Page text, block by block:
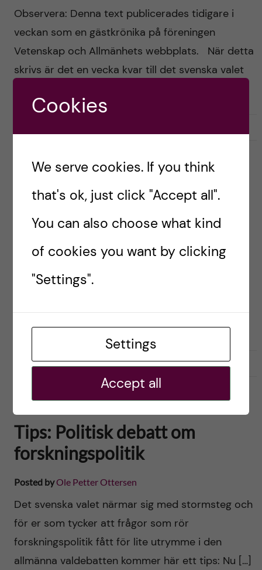
Observera: Denna text publicerades tidigare i
veckan som en gästkrönika på föreningen
Vetenskap och Allmänhets webbplats. När detta
skrivs är det en vecka kvar till det svenska valet
ETHICS RULES AND REGULATIONS
KI tillämpar regelverken för
oredlighetsärenden
Posted by Ole Petter Ottersen
Dagbladets kultursidor kritik mot mitt och KI:s
fattade beslut i den 25 juni i år. […]
2018-09-04 0
Tips: Politisk debatt om
forskningspolitik
Posted byOle Petter Ottersen
Det svenska valet närmar sig med stormsteg och
för er som tycker att frågor som rör
forskningspolitik fått för lite utrymme i den
allmänna valdebatten kommer här ett tips: Nu […]
Cookies
We serve cookies. If you think
that's ok, just click "Accept all".
You can also choose what kind
of cookies you want by clicking
"Settings".
Settings
Accept all